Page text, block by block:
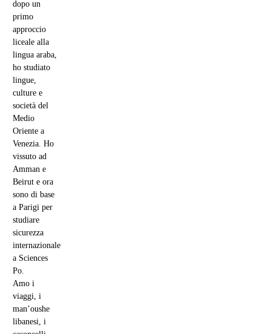
dopo un
primo
approccio
liceale alla
lingua araba,
ho studiato
lingue,
culture e
società del
Medio
Oriente a
Venezia. Ho
vissuto ad
Amman e
Beirut e ora
sono di base
a Parigi per
studiare
sicurezza
internazionale
a Sciences
Po.
Amo i
viaggi, i
man’oushe
libanesi, i